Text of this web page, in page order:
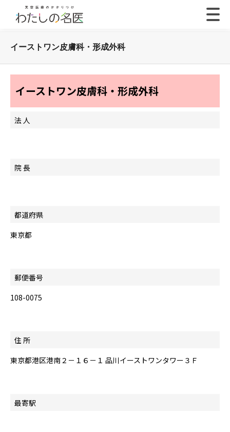
イーストワン皮膚科・形成外科
イーストワン皮膚科・形成外科
法 人
院 長
都道府県
東京都
郵便番号
108-0075
住 所
東京都港区港南２－１６－１ 品川イーストワンタワー３Ｆ
最寄駅